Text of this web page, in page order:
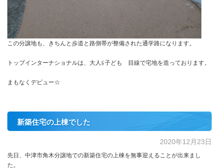
この分譲地も、きちんと歩道と路側帯が整備された通学路になります。
トップインターナショナルは、大人≦子ども 目線で宅地を造っております。
まもなくデビュー☆
新築住宅の上棟でした
2020年12月23日
先日、中津市角木分譲地での新築住宅の上棟を無事迎えることが出来まし
た。